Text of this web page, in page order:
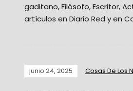
gaditano, Filósofo, Escritor,
artículos en Diario Red y en
junio 24, 2025 Cosas De Los